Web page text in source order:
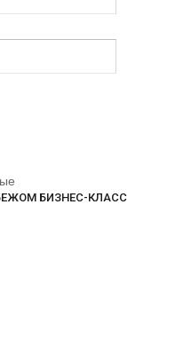
БИЗНЕС-КЛАСС